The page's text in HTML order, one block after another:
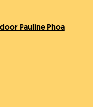
Pauline Phoa